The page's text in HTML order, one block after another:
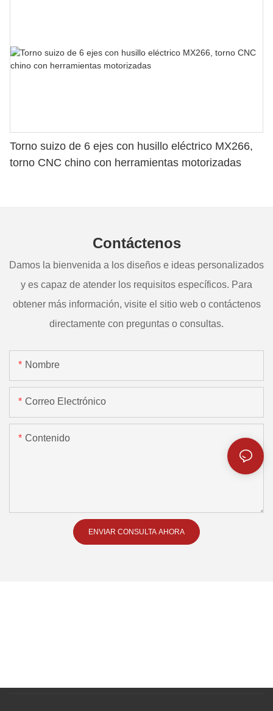
Torno suizo de 6 ejes con husillo eléctrico MX266,
torno CNC chino con herramientas motorizadas
Contáctenos
Damos la bienvenida a los diseños e ideas personalizados
y es capaz de atender los requisitos específicos. Para
obtener más información, visite el sitio web o contáctenos
directamente con preguntas o consultas.
Nombre
Correo Electrónico
Contenido
ENVIAR CONSULTA AHORA